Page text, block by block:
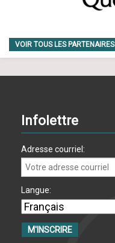
VOIR TOUS LES PARTENAIRES
Infolettre
Adresse courriel:
Langue: